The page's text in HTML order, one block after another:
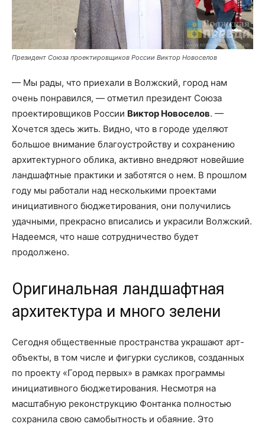
Президент Союза проектировщиков России Виктор Новоселов
— Мы рады, что приехали в Волжский, город нам
очень понравился, — отметил президент Союза
проектировщиков России Виктор Новоселов. —
Хочется здесь жить. Видно, что в городе уделяют
большое внимание благоустройству и сохранению
архитектурного облика, активно внедряют новейшие
ландшафтные практики и заботятся о нем. В прошлом
году мы работали над несколькими проектами
инициативного бюджетирования, они получились
удачными, прекрасно вписались и украсили Волжский.
Надеемся, что наше сотрудничество будет
продолжено.
Оригинальная ландшафтная
архитектура и много зелени
Сегодня общественные пространства украшают арт-
объекты, в том числе и фигурки сусликов, созданных
по проекту «Город первых» в рамках программы
инициативного бюджетирования. Несмотря на
масштабную реконструкцию Фонтанка полностью
сохранила свою самобытность и обаяние. Это